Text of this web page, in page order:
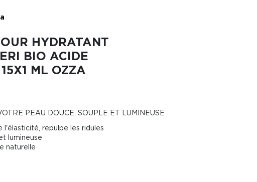
HYDRATANT
BIO ACIDE
ML OZZA
PEAU DOUCE, SOUPLE ET LUMINEUSE
l'élasticité, repulpe les ridules
lumineuse
naturelle